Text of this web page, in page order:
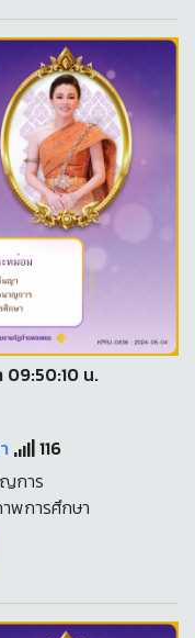
09:50:10 น.
116
ญการ
พการศึกษา